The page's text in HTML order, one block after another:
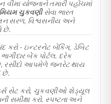
વીમા યોજનાને તમારી પહોંચમાં
ચુકવણીસેવા ભારત
સરળ, વિશ્વસનીય અને
છે.
કરો - ઇન્ટરનેટ બેંકિંગ, ડેબિટ
બેંક પોર્ટલ. દરેક
છે, રસીદો આપમેળે જનરેટ થાય
છે.
સેટ કરો, ચુકવણીઓ શેડ્યૂલ
સમીક્ષા કરો. સ્પષ્ટતા અને